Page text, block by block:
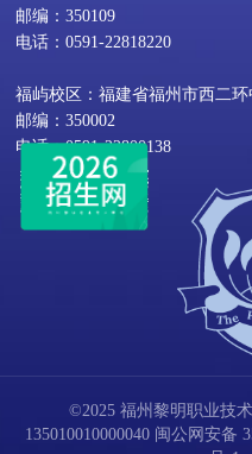
邮编：350109
电话：0591-22818220
福屿校区：福建省福州市西二
邮编：350002
电话：0591-22800138
©2025 福州黎明职业技
135010010000040 闽公网安备